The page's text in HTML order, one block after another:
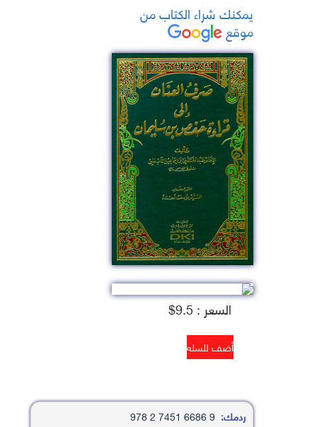
يمكنك شراء الكتاب من
موقع
السعر : 9.5$
ردمك: